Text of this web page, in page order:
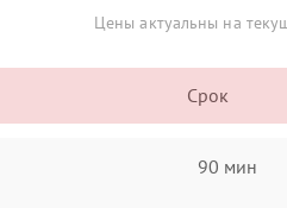
Цены актуальны на
Срок
90 мин